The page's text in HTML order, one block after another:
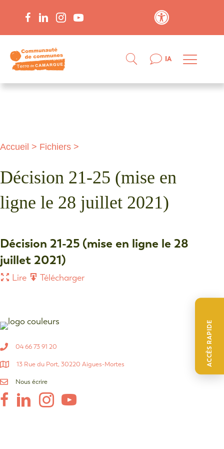
ACCÈS RAPIDE
IA
Accueil > Fichiers >
Décision 21-25 (mise en
ligne le 28 juillet 2021)
Décision 21-25 (mise en ligne le 28
juillet 2021)
Lire Télécharger
04 66 73 91 20
13 Rue du Port, 30220 Aigues-Mortes
Nous écrire